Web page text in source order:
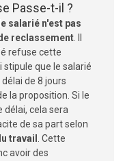
Passe-t-il ?
le salarié n'est pas
reclassement
refuse cette
stipule que le salarié
de 8 jours
la proposition. Si le
délai, cela sera
de sa part selon
travail
. Cette
avoir des